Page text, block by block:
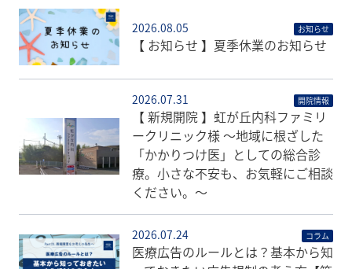
2026.08.05 お知らせ
【 お知らせ 】夏季休業のお知らせ
2026.07.31 開院情報
【 新規開院 】虹が丘内科ファミリ
ークリニック様 〜地域に根ざした
「かかりつけ医」としての総合診
療。小さな不安も、お気軽にご相談
ください。〜
2026.07.24 コラム
医療広告のルールとは？基本から知